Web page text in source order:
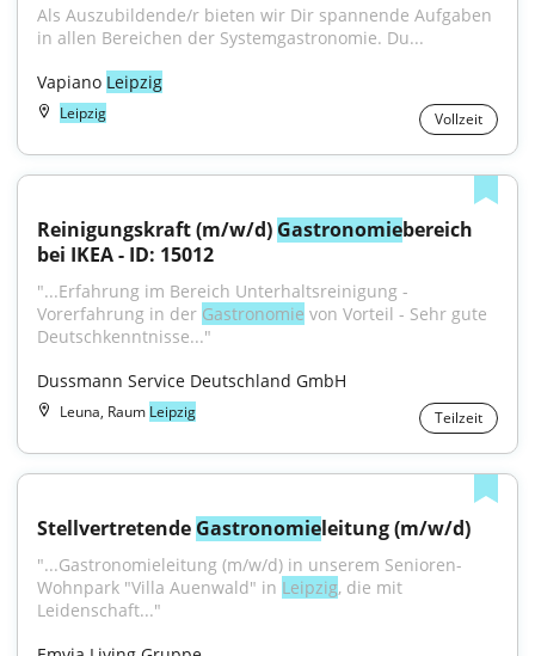
Als Auszubildende/r bieten wir Dir spannende Aufgaben
in allen Bereichen der Systemgastronomie. Du...
Vapiano Leipzig
Leipzig Vollzeit
Reinigungskraft (m/w/d) Gastronomiebereich
bei IKEA - ID: 15012
"...Erfahrung im Bereich Unterhaltsreinigung -
Vorerfahrung in der Gastronomie von Vorteil - Sehr gute
Deutschkenntnisse..."
Dussmann Service Deutschland GmbH
Leuna, Raum Leipzig Teilzeit
Stellvertretende Gastronomieleitung (m/w/d)
"...Gastronomieleitung (m/w/d) in unserem Senioren-
Wohnpark "Villa Auenwald" in Leipzig, die mit
Leidenschaft..."